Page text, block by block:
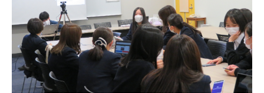
高大連携
SGH活動報告
SCHOOL LIFE
スクールライフ
スクールカレンダー